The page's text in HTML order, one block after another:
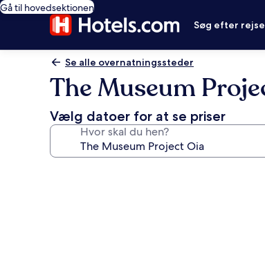
Gå til hovedsektionen
Søg efter
Se alle overnatningssteder
The Museum
Vælg datoer for at se priser
Hvor skal du hen?